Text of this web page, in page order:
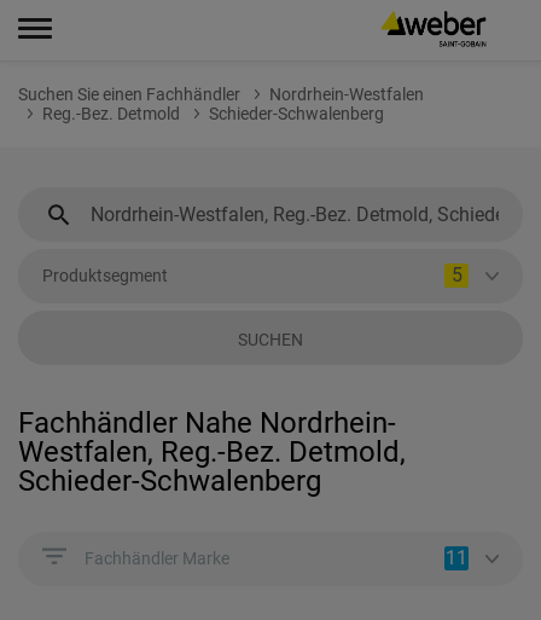
Suchen Sie einen Fachhändler
Nordrhein-Westfalen
Reg.-Bez. Detmold
Schieder-Schwalenberg
Produktsegment 5
SUCHEN
Fachhändler Nahe Nordrhein-
Westfalen, Reg.-Bez. Detmold,
Schieder-Schwalenberg
Fachhändler Marke 11